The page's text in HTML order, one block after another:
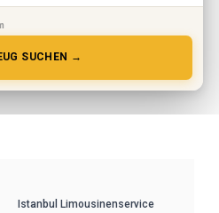
SUCHEN →
Istanbul Limousinenservice